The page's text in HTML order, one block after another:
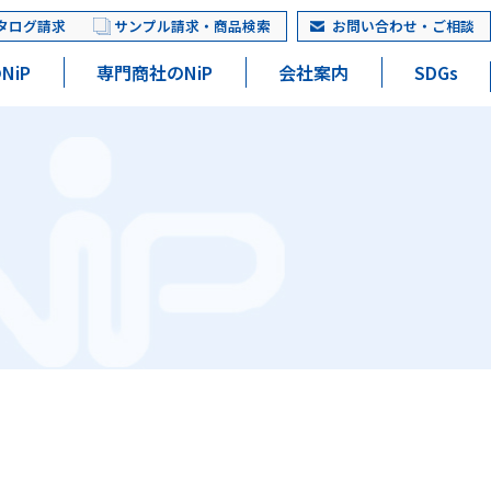
ログ請求 サンプル請求・商品検索 お問い合わせ・ご相談
専門商社のNiP 会社案内 SDGs